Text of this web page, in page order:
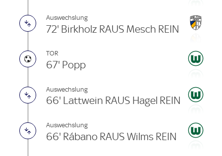
Auswechslung
72' Birkholz RAUS Mesch REIN
TOR
67' Popp
Auswechslung
66' Lattwein RAUS Hagel REIN
Auswechslung
66' Rábano RAUS Wilms REIN